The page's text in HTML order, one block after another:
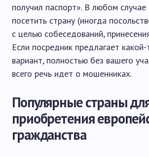
получил паспорт». В любом случае
посетить страну (иногда
с целью собеседований,
Если посредник предлагает
вариант, полностью без вашего
всего речь идет о мошенниках.
Популярные страны
приобретения
гражданства